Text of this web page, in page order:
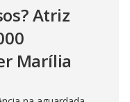
Atriz
Marília